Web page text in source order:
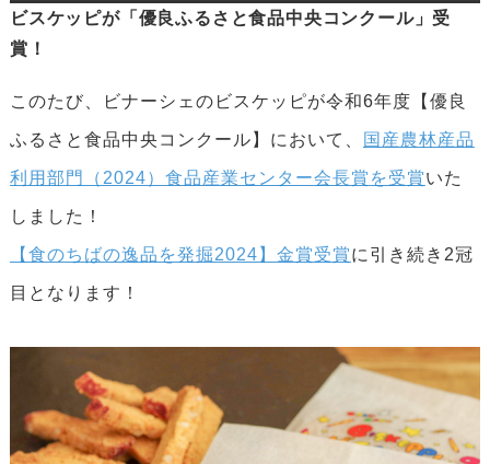
お問い合わせ
ビスケッピが「優良ふるさと食品中央コンクール」受
賞！
このたび、ビナーシェのビスケッピが令和6年度【優良
ふるさと食品中央コンクール】において、 国産農林産品
利用部門（2024）食品産業センター会長賞を受賞いた
しました！
【食のちばの逸品を発掘2024】金賞受賞に引き続き2冠
目となります！